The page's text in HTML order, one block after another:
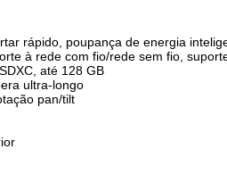
rápido, poupança de energia
à rede com fio/rede sem fio,
até 128 GB
ultra-longo
pan/tilt